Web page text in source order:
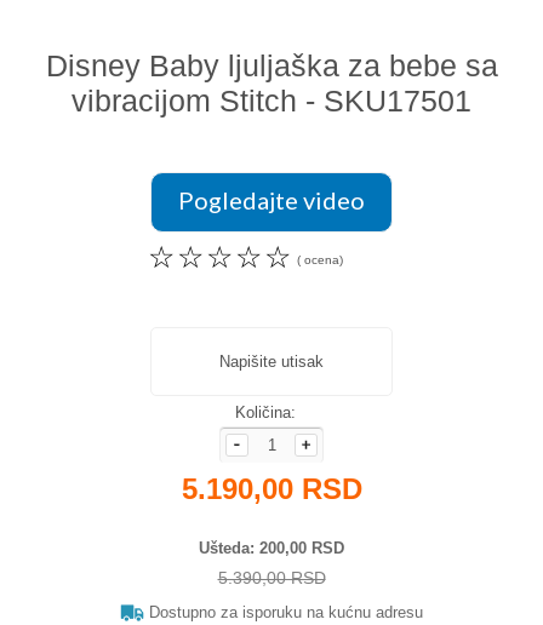
Disney Baby ljuljaška za bebe sa
vibracijom Stitch - SKU17501
Pogledajte video
☆
☆
☆
☆
☆ ( ocena)
Napišite utisak
Količina:
5.190,00 RSD
Ušteda 200,00 RSD
5.390,00 RSD
Dostupno za isporuku na kućnu adresu